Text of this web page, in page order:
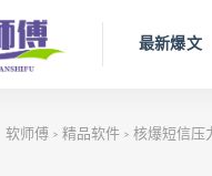
最新爆文
软师傅 > 精品软件 > 核爆短信压